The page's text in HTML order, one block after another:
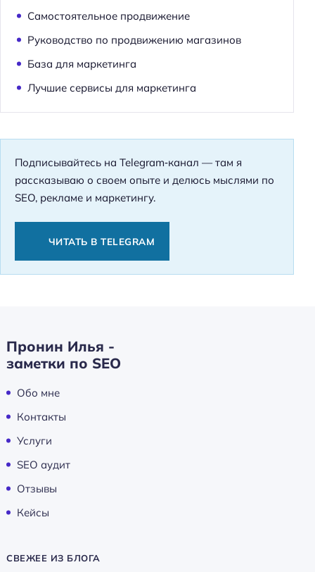
Самостоятельное продвижение
Руководство по продвижению магазинов
База для маркетинга
Лучшие сервисы для маркетинга
Подписывайтесь на Telegram‑канал — там я
рассказываю о своем опыте и делюсь мыслями по
SEO, рекламе и маркетингу.
ЧИТАТЬ В TELEGRAM
Пронин Илья -
заметки по SEO
Обо мне
Контакты
Услуги
SEO аудит
Отзывы
Кейсы
СВЕЖЕЕ ИЗ БЛОГА